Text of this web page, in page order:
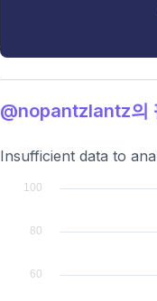
@nopantzlantz의
Insufficient data to